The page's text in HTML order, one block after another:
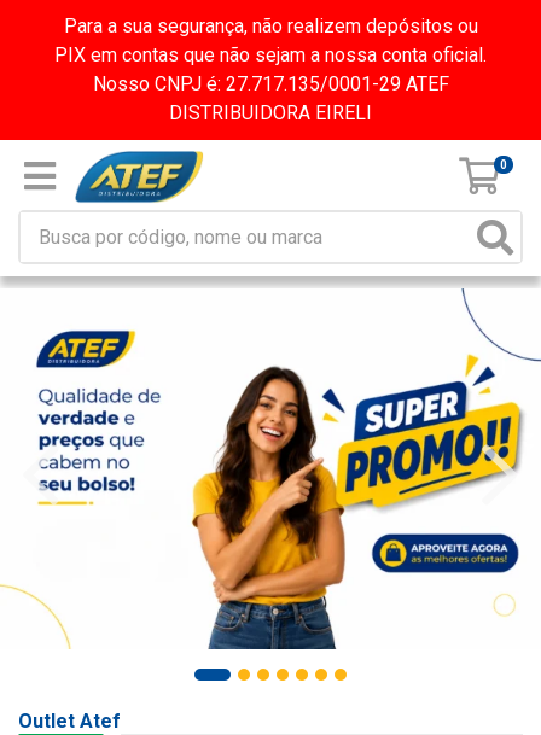
Para a sua segurança, não realizem depósitos ou
PIX em contas que não sejam a nossa conta oficial.
Nosso CNPJ é: 27.717.135/0001-29 ATEF
DISTRIBUIDORA EIRELI
0
Outlet Atef